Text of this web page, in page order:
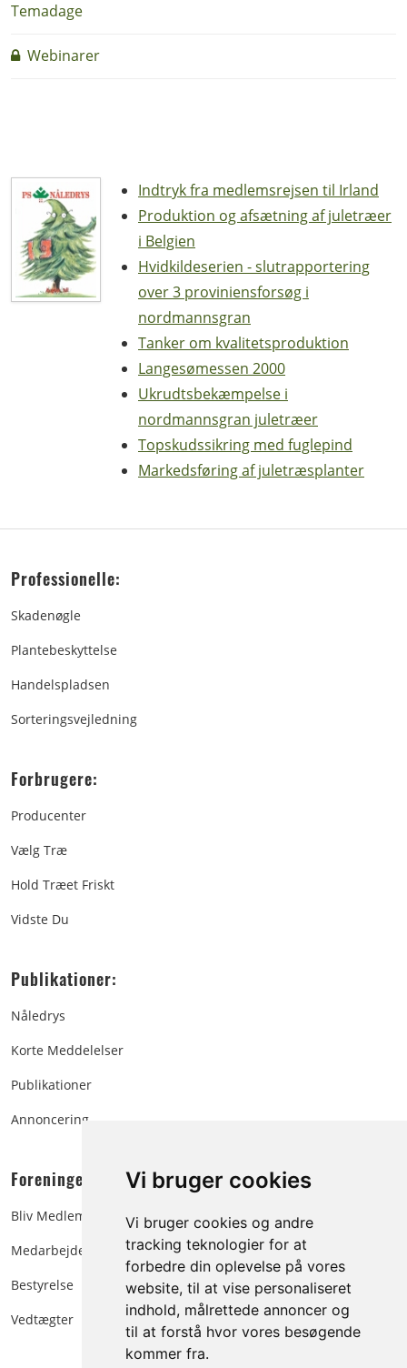
Vi bruger cookies
Vi bruger cookies og andre
tracking teknologier for at
forbedre din oplevelse på vores
website, til at vise personaliseret
indhold, målrettede annoncer og
til at forstå hvor vores besøgende
kommer fra.
Temadage
Webinarer
Indtryk fra medlemsrejsen til Irland
Produktion og afsætning af juletræer
i Belgien
Hvidkildeserien - slutrapportering
over 3 proviniensforsøg i
nordmannsgran
Tanker om kvalitetsproduktion
Langesømessen 2000
Ukrudtsbekæmpelse i
nordmannsgran juletræer
Topskudssikring med fuglepind
Markedsføring af juletræsplanter
Professionelle:
Skadenøgle
Plantebeskyttelse
Handelspladsen
Sorteringsvejledning
Forbrugere:
Producenter
Vælg Træ
Hold Træet Friskt
Vidste Du
Publikationer:
Nåledrys
Korte Meddelelser
Publikationer
Annoncering
Foreningen:
Bliv Medlem
Medarbejdere
Bestyrelse
Vedtægter